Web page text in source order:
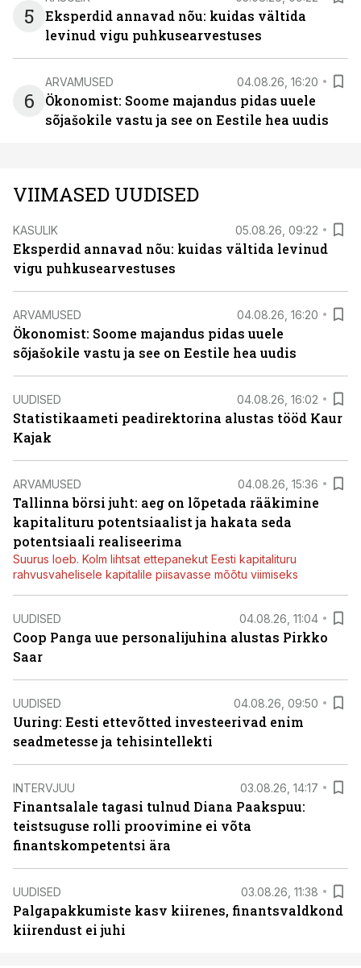
5
Eksperdid annavad nõu: kuidas vältida
levinud vigu puhkusearvestuses
6
ARVAMUSED 04.08.26, 16:20
Ökonomist: Soome majandus pidas uuele
sõjašokile vastu ja see on Eestile hea uudis
VIIMASED UUDISED
KASULIK 05.08.26, 09:22
Eksperdid annavad nõu: kuidas vältida levinud
vigu puhkusearvestuses
ARVAMUSED 04.08.26, 16:20
Ökonomist: Soome majandus pidas uuele
sõjašokile vastu ja see on Eestile hea uudis
UUDISED 04.08.26, 16:02
Statistikaameti peadirektorina alustas tööd Kaur
Kajak
ARVAMUSED 04.08.26, 15:36
Tallinna börsi juht: aeg on lõpetada rääkimine
kapitalituru potentsiaalist ja hakata seda
potentsiaali realiseerima
Suurus loeb. Kolm lihtsat ettepanekut Eesti kapitalituru
rahvusvahelisele kapitalile piisavasse mõõtu viimiseks
UUDISED 04.08.26, 11:04
Coop Panga uue personalijuhina alustas Pirkko
Saar
UUDISED 04.08.26, 09:50
Uuring: Eesti ettevõtted investeerivad enim
seadmetesse ja tehisintellekti
INTERVJUU 03.08.26, 14:17
Finantsalale tagasi tulnud Diana Paakspuu:
teistsuguse rolli proovimine ei võta
finantskompetentsi ära
UUDISED 03.08.26, 11:38
Palgapakkumiste kasv kiirenes, finantsvaldkond
kiirendust ei juhi